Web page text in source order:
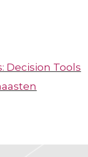
Decision Tools